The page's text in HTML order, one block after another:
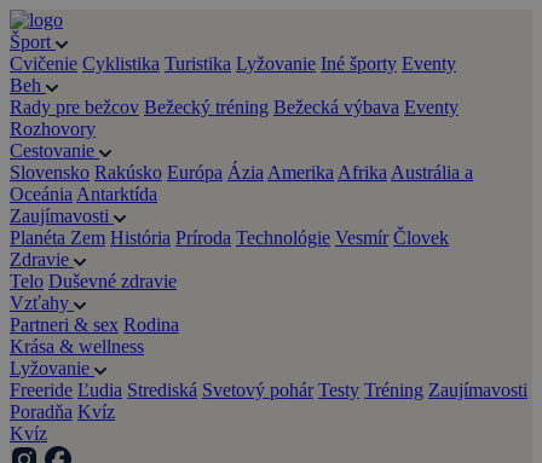
Šport
Cvičenie Cyklistika Turistika Lyžovanie Iné športy Eventy
Beh
Rady pre bežcov Bežecký tréning Bežecká výbava Eventy
Rozhovory
Cestovanie
Slovensko Rakúsko Európa Ázia Amerika Afrika Austrália a
Oceánia Antarktída
Zaujímavosti
Planéta Zem História Príroda Technológie Vesmír Človek
Zdravie
Telo Duševné zdravie
Vzťahy
Partneri & sex Rodina
Krása & wellness
Lyžovanie
Freeride Ľudia Strediská Svetový pohár Testy Tréning Zaujímavosti
Poradňa Kvíz
Kvíz